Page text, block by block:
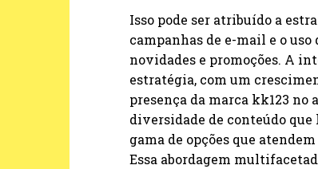
Isso pode ser atribuído a
campanhas de e-mail e o
novidades e promoções. A
estratégia, com um
presença da marca kk123
diversidade de conteúdo
gama de opções que
Essa abordagem